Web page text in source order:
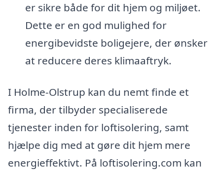
er sikre både for dit hjem og miljøet.
Dette er en god mulighed for
energibevidste boligejere, der ønsker
at reducere deres klimaaftryk.
I Holme-Olstrup kan du nemt finde et
firma, der tilbyder specialiserede
tjenester inden for loftisolering, samt
hjælpe dig med at gøre dit hjem mere
energieffektivt. På loftisolering.com kan